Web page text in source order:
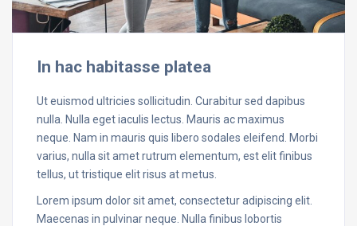
In hac habitasse platea
Ut euismod ultricies sollicitudin. Curabitur sed dapibus
nulla. Nulla eget iaculis lectus. Mauris ac maximus
neque. Nam in mauris quis libero sodales eleifend. Morbi
varius, nulla sit amet rutrum elementum, est elit finibus
tellus, ut tristique elit risus at metus.
Lorem ipsum dolor sit amet, consectetur adipiscing elit.
Maecenas in pulvinar neque. Nulla finibus lobortis